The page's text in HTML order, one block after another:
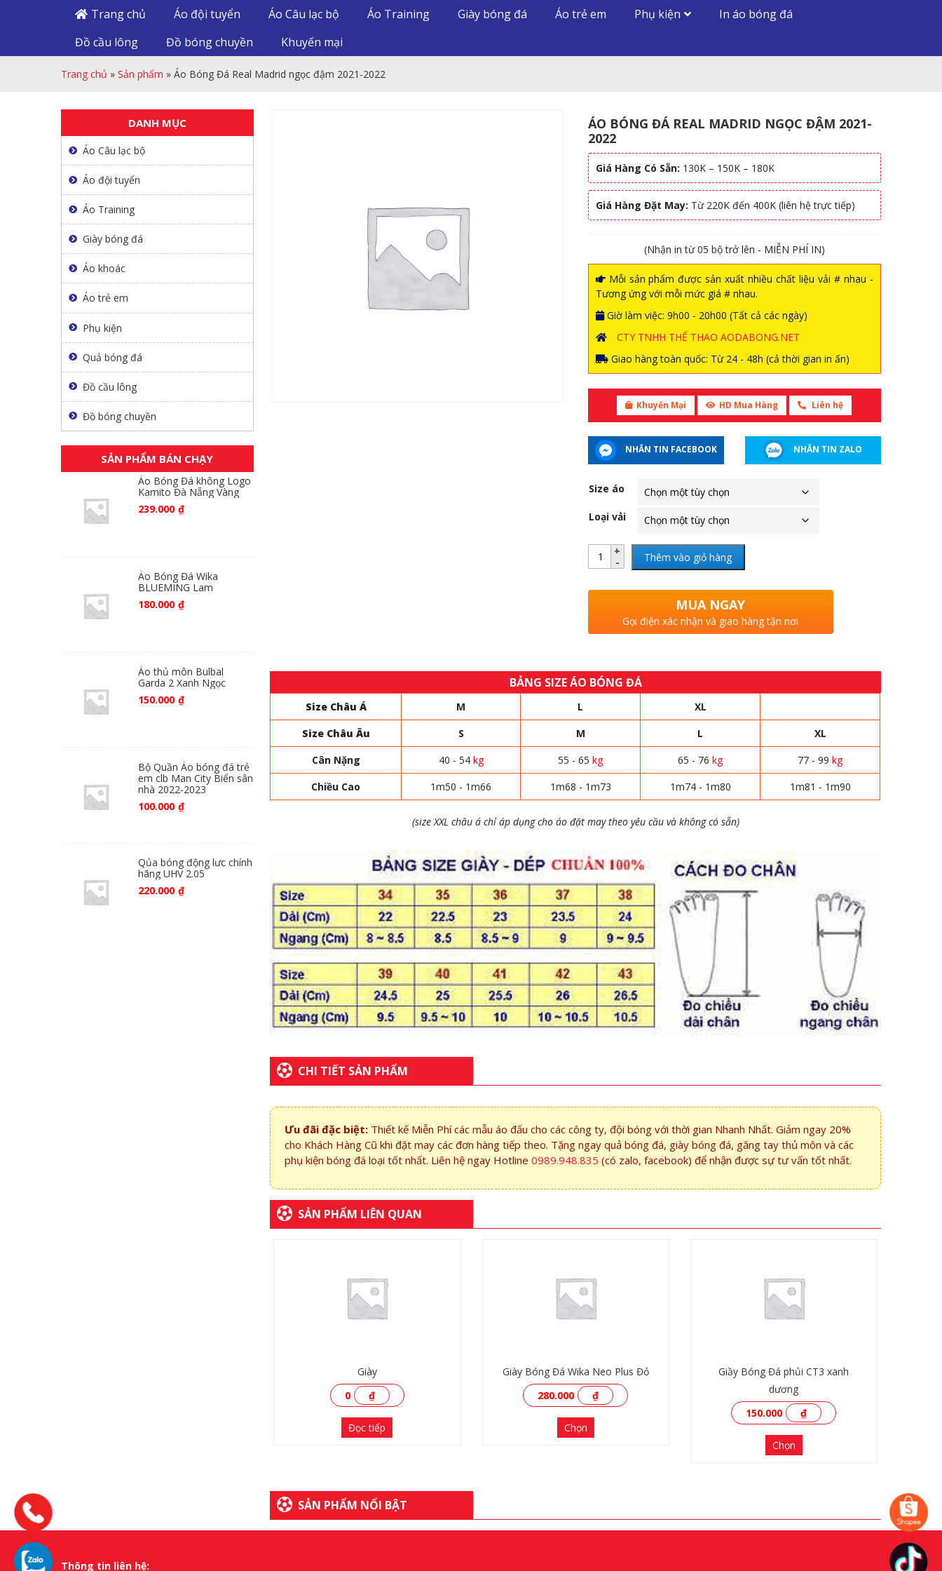
Trang chủ Áo đội tuyển Áo Câu lạc bộ Áo Training Giày bóng đá Áo trẻ em Phụ kiện
In áo bóng đá
Đồ cầu lông
Đồ bóng chuyền Khuyến mại
Trang chủ » Sản phẩm » Áo Bóng Đá Real Madrid ngọc đậm 2021-2022
ÁO BÓNG ĐÁ REAL MADRID NGỌC ĐẬM 2021-
2022
Giá Hàng Có Sẵn: 130K – 150K – 180K
Giá Hàng Đặt May: Từ 220K đến 400K (liên hệ trực tiếp)
(Nhận in từ 05 bộ trở lên - MIỄN PHÍ IN)
Mỗi sản phẩm được sản xuất nhiều chất liệu vải # nhau -
Tương ứng với mỗi mức giá # nhau.
Giờ làm việc: 9h00 - 20h00 (Tất cả các ngày)
CTY TNHH THỂ THAO AODABONG.NET
Giao hàng toàn quốc: Từ 24 - 48h (cả thời gian in ấn)
Khuyến Mại HD Mua Hàng Liên hệ
NHẮN TIN FACEBOOK NHẮN TIN ZALO
Size áo
Loại vải
Thêm vào giỏ hàng
MUA NGAY
Gọi điện xác nhận và giao hàng tận nơi
BẢNG SIZE ÁO BÓNG ĐÁ
Size Châu Á M L
XL
Size Châu Âu
S M L
XL
Cân Nặng
40 - 54 kg 55 - 65kg 65 - 76kg 77 - 99kg
Chiều Cao
1m50 - 1m66 1m68 - 1m73 1m74 - 1m80 1m81 - 1m90
(size XXL châu á chỉ áp dụng cho áo đặt may theo yêu cầu và không có sẵn)
CHI TIẾT SẢN PHẨM
Ưu đãi đặc biệt: Thiết kế Miễn Phí các mẫu áo đấu cho các công ty, đội bóng với thời gian Nhanh Nhất. Giảm ngay 20%
cho Khách Hàng Cũ khi đặt may các đơn hàng tiếp theo. Tặng ngay quả bóng đá, giày bóng đá, găng tay thủ môn và các
phụ kiện bóng đá loại tốt nhất. Liên hệ ngay Hotline0989.948.835 (có zalo, facebook) để nhận được sự tư vấn tốt nhất.
SẢN PHẨM LIÊN QUAN
Giày
0
₫
Đọc tiếp
Giày Bóng Đá Wika Neo Plus Đỏ
280.000
₫
Chọn
Giầy Bóng Đá phủi CT3 xanh
dương
150.000
₫
Chọn
SẢN PHẨM NỔI BẬT
DANH MỤC
Áo Câu lạc bộ
Áo đội tuyển
Áo Training
Giày bóng đá
Áo khoác
Áo trẻ em
Phụ kiện
Quả bóng đá
Đồ cầu lông
Đồ bóng chuyền
SẢN PHẨM BÁN CHẠY
Áo Bóng Đá không Logo
Kamito Đà Nẵng Vàng
239.000 ₫
Áo Bóng Đá Wika
BLUEMING Lam
180.000 ₫
Áo thủ môn Bulbal
Garda 2 Xanh Ngọc
150.000 ₫
Bộ Quần Áo bóng đá trẻ
em clb Man City Biển sân
nhà 2022-2023
100.000 ₫
Qủa bóng động lưc chính
hãng UHV 2.05
220.000 ₫
Thông tin liên hệ: